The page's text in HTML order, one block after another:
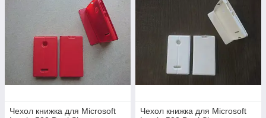
Чехол книжка для Microsoft
Чехол книжка для Microsoft